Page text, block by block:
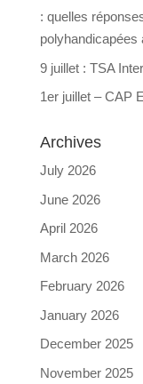
: quelles
polyhandicapées
9 juillet : TSA
1er juillet – CAP
Archives
July 2026
June 2026
April 2026
March 2026
February 2026
January 2026
December 2025
November 2025